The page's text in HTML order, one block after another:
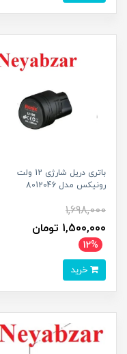
باتری دریل شارژی 12 ولت
رونیکس مدل 8012046
1,698,000
1,500,000 تومان
12%